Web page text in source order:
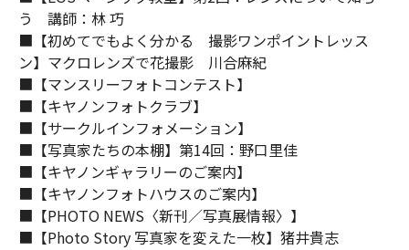
う 講師：林 巧
■【初めてでもよく分かる 撮影ワンポイントレッス
ン】マクロレンズで花撮影 川合麻紀
■【マンスリーフォトコンテスト】
■【キヤノンフォトクラブ】
■【サークルインフォメーション】
■【写真家たちの本棚】第14回：野口里佳
■【キヤノンギャラリーのご案内】
■【キヤノンフォトハウスのご案内】
■【PHOTO NEWS〈新刊／写真展情報〉】
■【Photo Story 写真家を変えた一枚】猪井貴志